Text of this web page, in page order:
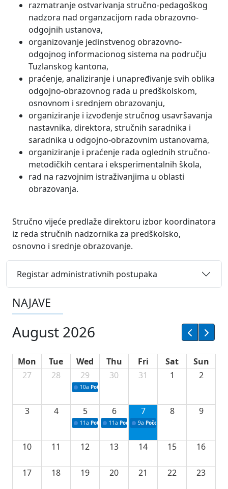
razmatranje ostvarivanja stručno-pedagoškog
nadzora nad organzacijom rada obrazovno-
odgojnih ustanova,
organizovanje jedinstvenog obrazovno-
odgojnog informacionog sistema na području
Tuzlanskog kantona,
praćenje, analiziranje i unapređivanje svih oblika
odgojno-obrazovnog rada u predškolskom,
osnovnom i srednjem obrazovanju,
organiziranje i izvođenje stručnog usavršavanja
nastavnika, direktora, stručnih saradnika i
saradnika u odgojno-obrazovnim ustanovama,
organiziranje i praćenje rada oglednih stručno-
metodičkih centara i eksperimentalnih škola,
rad na razvojnim istraživanjima u oblasti
obrazovanja.
Stručno vijeće predlaže direktoru izbor koordinatora
iz reda stručnih nadzornika za predškolsko,
osnovno i srednje obrazovanje.
Registar administrativnih postupaka
NAJAVE
August 2026
Mon Tue Wed Thu Fri Sat
Sun
27
28 29
10a Potpisivanje ugovora sa neprofitnim
30 31 1 2
3 4 5
11a Potpisivanje ugovora o stipendijama za
6
11a Podrška razvoju vodne infrastrukture u
7
9a Početak izgradnje nove
8 9
10 11 12 13 14 15 16
17 18 19 20 21 22 23